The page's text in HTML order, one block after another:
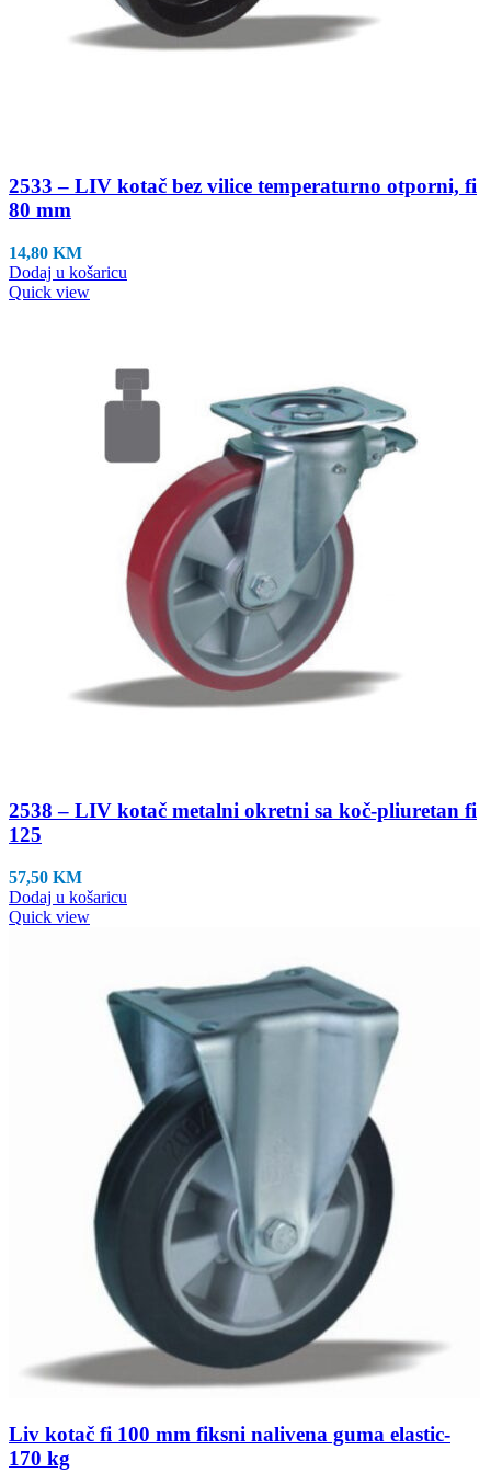
2533 – LIV kotač bez vilice temperaturno otporni, fi
80 mm
14,80 KM
Dodaj u košaricu
Quick view
2538 – LIV kotač metalni okretni sa koč-pliuretan fi
125
57,50 KM
Dodaj u košaricu
Quick view
Liv kotač fi 100 mm fiksni nalivena guma elastic-
170 kg